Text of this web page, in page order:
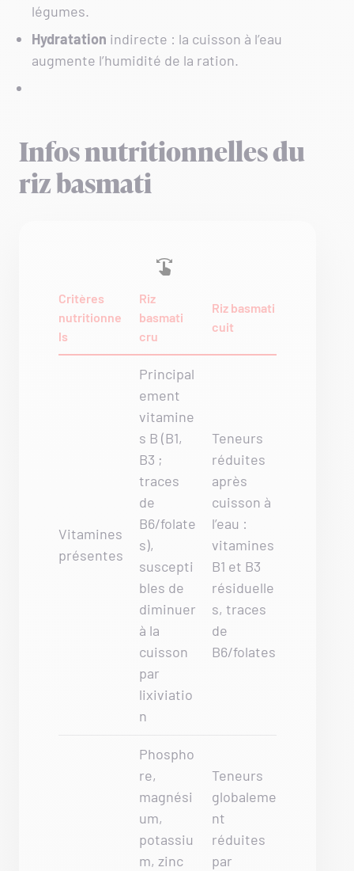
légumes.
Hydratation indirecte : la cuisson à l’eau
augmente l’humidité de la ration.
Infos nutritionnelles du
riz basmati
Critères
nutritionne
ls
Riz
basmati
cru
Riz basmati
cuit
Vitamines
présentes
Principal
ement
vitamine
s B (B1,
B3 ;
traces
de
B6/folate
s),
suscepti
bles de
diminuer
à la
cuisson
par
lixiviatio
n
Teneurs
réduites
après
cuisson à
l’eau :
vitamines
B1 et B3
résiduelle
s, traces
de
B6/folates
Phospho
re,
magnési
um,
potassiu
m, zinc
Teneurs
globaleme
nt
réduites
par